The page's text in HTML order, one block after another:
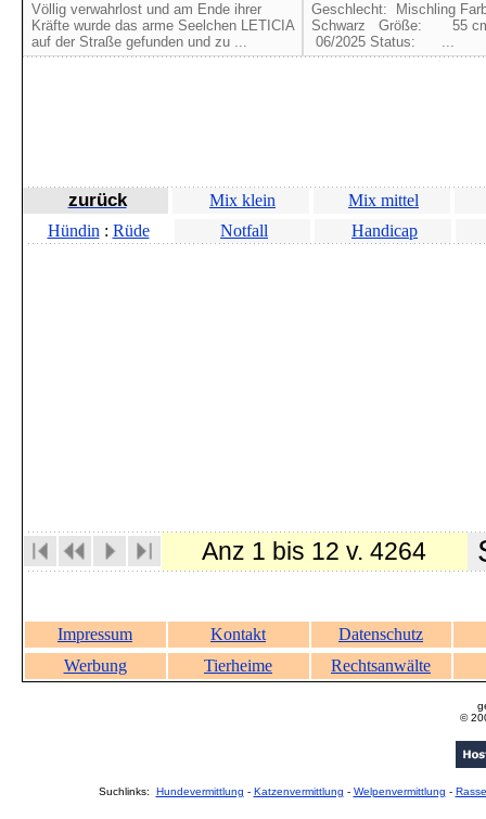
Völlig verwahrlost und am Ende ihrer
Kräfte wurde das arme Seelchen LETICIA
auf der Straße gefunden und zu ...
Geschlecht: Mischling
Schwarz Größe: 55
06/2025 Status: ...
zurück Mix klein
Mix mittel
Hündin : Rüde Notfall Handicap
Anz 1 bis 12 v. 4264
Impressum Kontakt
Datenschutz
Werbung
Tierheime Rechtsanwälte
©
Suchlinks: Hundevermittlung - Katzenvermittlung - Welpenvermittlung -